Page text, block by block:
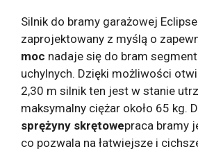
Silnik do bramy garażowej
zaprojektowany z myślą o
moc nadaje się do bram
uchylnych. Dzięki możliwości
2,30 m silnik ten jest w stanie
maksymalny ciężar około 65 kg.
sprężyny skrętowepraca bramy
co pozwala na łatwiejsze i